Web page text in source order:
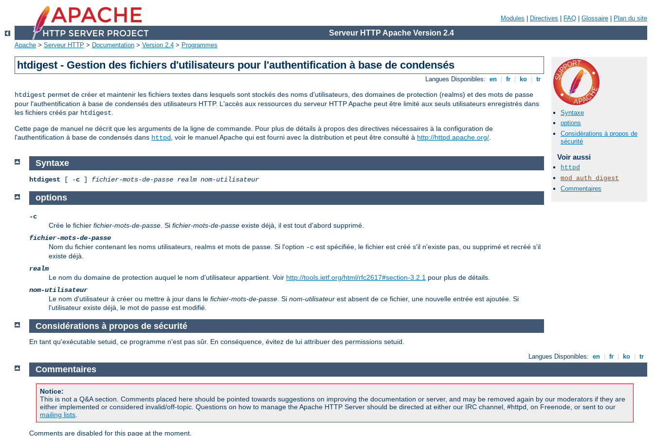
Modules Directives FAQ Glossaire Plan du site
Serveur HTTP Apache Version 2.4
Apache > Serveur HTTP > Documentation > Version 2.4 > Programmes
htdigest - Gestion des fichiers d'utilisateurs pour l'authentification à base de condensés
Langues Disponibles: en fr ko tr
htdigest permet de créer et maintenir les fichiers textes dans lesquels sont stockés des noms d'utilisateurs, des domaines de protection (realms) et des mots de passe
pour l'authentification à base de condensés des utilisateurs HTTP. L'accès aux ressources du serveur HTTP Apache peut être limité aux seuls utilisateurs enregistrés dans
les fichiers créés par htdigest.
Cette page de manuel ne décrit que les arguments de la ligne de commande. Pour plus de détails à propos des directives nécessaires à la configuration de
l'authentification à base de condensés dans httpd, voir le manuel Apache qui est fourni avec la distribution et peut être consulté à http://httpd.apache.org/.
Syntaxe
options
Considérations à propos de
sécurité
Voir aussi
httpd
mod_auth_digest
Commentaires
Syntaxe
htdigest [ -c ] fichier-mots-de-passe realm nom-utilisateur
options
-c
Crée le fichier fichier-mots-de-passe . Si fichier-mots-de-passe existe déjà, il est tout d'abord supprimé.
fichier-mots-de-passe
Nom du fichier contenant les noms utilisateurs, realms et mots de passe. Si l'option -c est spécifiée, le fichier est créé s'il n'existe pas, ou supprimé et recréé s'il
existe déjà.
realm
Le nom du domaine de protection auquel le nom d'utilisateur appartient. Voir http://tools.ietf.org/html/rfc2617#section-3.2.1 pour plus de détails.
nom-utilisateur
Le nom d'utilisateur à créer ou mettre à jour dans le fichier-mots-de-passe . Si nom-utilisateur est absent de ce fichier, une nouvelle entrée est ajoutée. Si
l'utilisateur existe déjà, le mot de passe est modifié.
Considérations à propos de sécurité
En tant qu'exécutable setuid, ce programme n'est pas sûr. En conséquence, évitez de lui attribuer des permissions setuid.
Langues Disponibles: en fr ko tr
Commentaires
Notice:
This is not a Q&A section. Comments placed here should be pointed towards suggestions on improving the documentation or server, and may be removed again by our moderators if they are
either implemented or considered invalid/off-topic. Questions on how to manage the Apache HTTP Server should be directed at either our IRC channel, #httpd, on Freenode, or sent to our
mailing lists
Comments are disabled for this page at the moment.